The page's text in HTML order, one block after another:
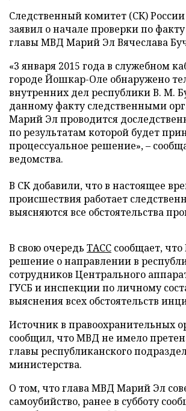
Следственный комитет (СК) России
заявил о начале проверки по
главы МВД Марий Эл Вячеслава
«3 января 2015 года в служебном
городе Йошкар-Оле обнаружено
внутренних дел республики В. М.
данному факту следственными
Марий Эл проводится
по результатам которой будет
процессуальное решение», –
ведомства.
В СК добавили, что в настоящее
происшествия работает
выясняются все обстоятельства
В свою очередь ТАСС сообщает,
решение о направлении в
сотрудников Центрального
ГУСБ и инспекции по личному
выяснения всех обстоятельств
Источник в правоохранительных
сообщил, что МВД не имело
главы республиканского
министерства.
О том, что глава МВД Марий Эл
самоубийство, ранее в субботу